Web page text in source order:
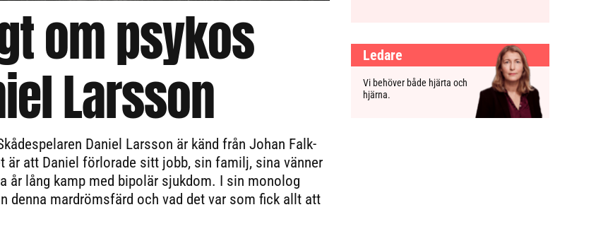
om psykos
Larsson
Daniel Larsson är känd från Johan Falk-
är att Daniel förlorade sitt jobb, sin familj, sina vänner
år lång kamp med bipolär sjukdom. I sin monolog
denna mardrömsfärd och vad det var som fick allt att
Ledare
Vi behöver både hjärta och
hjärna.